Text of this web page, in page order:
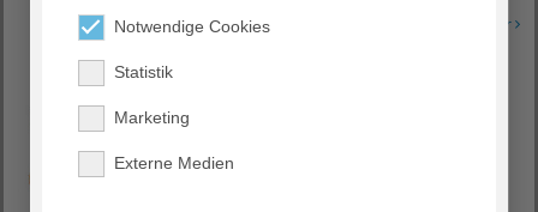
Erfahren Sie mehr
Notwendige Cookies
Statistik
Marketing
Externe Medien